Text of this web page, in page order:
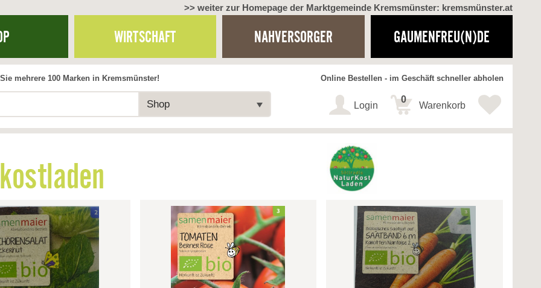
>> weiter zur Homepage der Marktgemeinde Kremsmünster: kremsmünster.at
WIRTSCHAFT NAHVERSORGER GAUMENFREU(N)DE
Shop
mehrere 100 Marken in Kremsmünster! Online Bestellen - im Geschäft schneller abholen
Login Warenkorb
0